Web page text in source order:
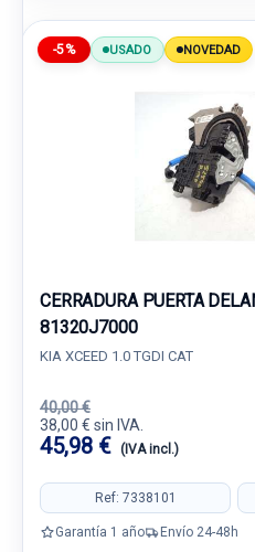
-5% USADO NOVEDAD
CERRADURA PUERTA
81320J7000
KIA XCEED 1.0 TGDI CAT
40,00 €
38,00 € sin IVA.
45,98 € (IVA incl.)
Ref: 7338101
Garantía 1 año Envío 24-48h